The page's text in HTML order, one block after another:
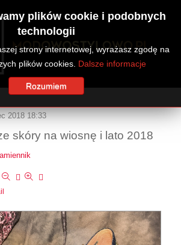
2018 18:33
skóry na wiosnę i lato 2018
plików cookie i podobnych
technologii
strony internetowej, wyrażasz zgodę na
plików cookies. Dalsze informacje
Rozumiem